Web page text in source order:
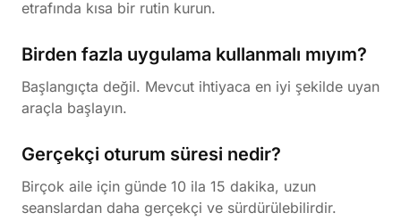
etrafında kısa bir rutin kurun.
Birden fazla uygulama kullanmalı mıyım?
Başlangıçta değil. Mevcut ihtiyaca en iyi şekilde uyan
araçla başlayın.
Gerçekçi oturum süresi nedir?
Birçok aile için günde 10 ila 15 dakika, uzun
seanslardan daha gerçekçi ve sürdürülebilirdir.